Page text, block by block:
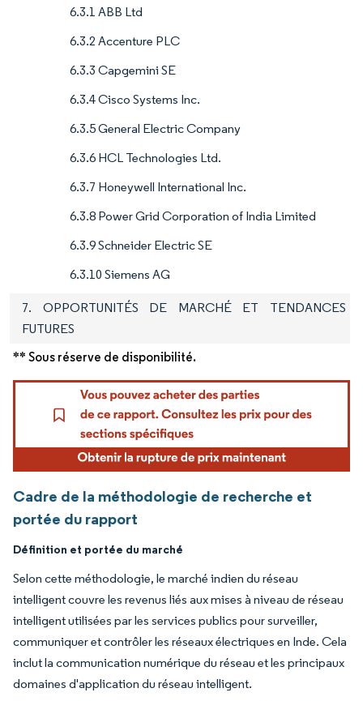
6.3.1 ABB Ltd
6.3.2 Accenture PLC
6.3.3 Capgemini SE
6.3.4 Cisco Systems Inc.
6.3.5 General Electric Company
6.3.6 HCL Technologies Ltd.
6.3.7 Honeywell International Inc.
6.3.8 Power Grid Corporation of India Limited
6.3.9 Schneider Electric SE
6.3.10 Siemens AG
7. OPPORTUNITÉS DE MARCHÉ ET TENDANCES
FUTURES
** Sous réserve de disponibilité.
Cadre de la méthodologie de recherche et
portée du rapport
Définition et portée du marché
Selon cette méthodologie, le marché indien du réseau
intelligent couvre les revenus liés aux mises à niveau de réseau
intelligent utilisées par les services publics pour surveiller,
communiquer et contrôler les réseaux électriques en Inde. Cela
inclut la communication numérique du réseau et les principaux
domaines d'application du réseau intelligent.